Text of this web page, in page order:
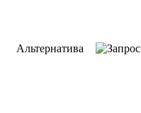
Альтернатива